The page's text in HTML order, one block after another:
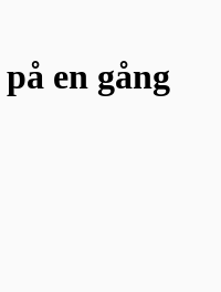
på en gång